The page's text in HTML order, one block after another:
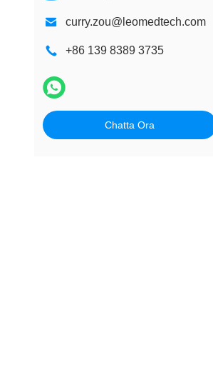
curry.zou@leomedtech.com
+86 139 8389 3735
Chatta Ora